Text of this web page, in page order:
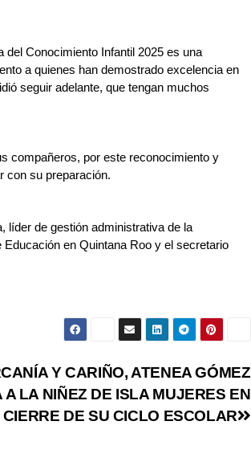
del Conocimiento Infantil 2025 es una
a quienes han demostrado excelencia en
seguir adelante, que tengan muchos
compañeros, por este reconocimiento y
con su preparación.
líder de gestión administrativa de la
en Quintana Roo y el secretario
Y CARIÑO, ATENEA GÓMEZ
A LA NIÑEZ DE ISLA MUJERES EN
CIERRE DE SU CICLO ESCOLAR